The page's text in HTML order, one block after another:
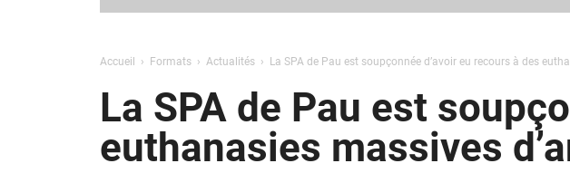
Accueil Formats Actualités La SPA de Pau est soupçonnée d’avoir eu recours à des
La SPA de Pau est
euthanasies massives